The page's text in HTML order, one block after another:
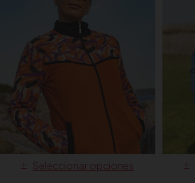
Seleccionar opciones